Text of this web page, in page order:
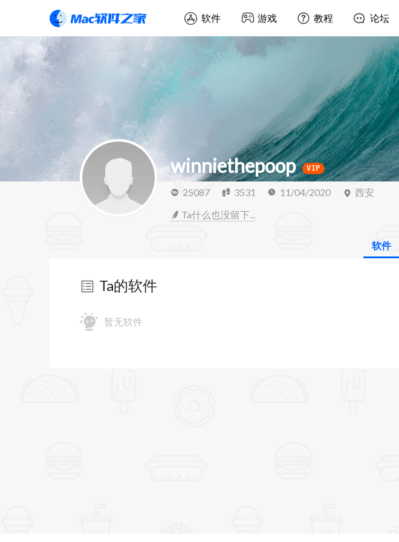
软件 游戏 教程 论坛
winniethepoop VIP
25087 3531 11/04/2020
西安
Ta什么也没留下...
软件
Ta的软件
暂无软件